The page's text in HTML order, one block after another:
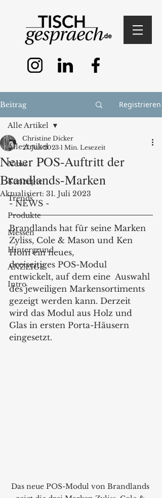
Beitrag Registrieren
Alle Artikel
News
Konzepte
Trends
Produkte
Messen
Hintergrund
ANZEIGE
Intro
Alle Artikel
Neuer POS-Auftritt der
Brandlands-Marken
Christine Dicker
27. Juli 2023 1 Min. Lesezeit
Aktualisiert: 31. Juli 2023
- NEWS -
Brandlands hat für seine Marken
Zyliss, Cole & Mason und Ken
Hom ein neues,
dreiseitiges POS-Modul
entwickelt, auf dem eine  Auswahl
des jeweiligen Markensortiments
gezeigt werden kann. Derzeit
wird das Modul aus Holz und
Glas in ersten Porta-Häusern
eingesetzt.
Das neue POS-Modul von Brandlands